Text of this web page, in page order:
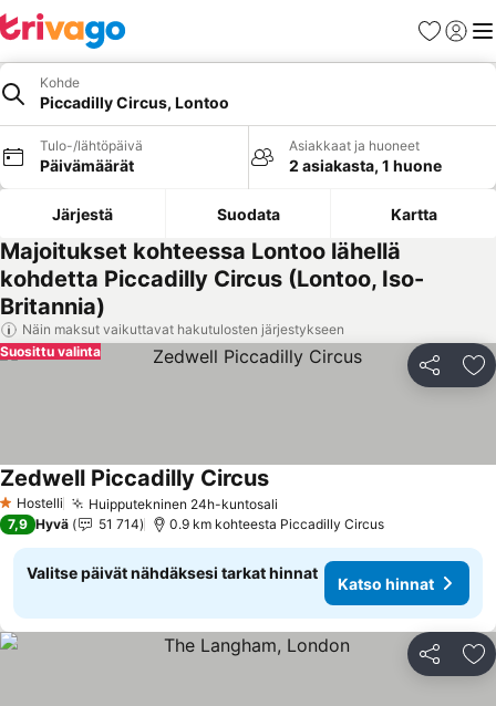
Suosikit
Kohde
Piccadilly Circus, Lontoo
Tulo-/lähtöpäivä
Päivämäärät
Asiakkaat ja huoneet
2 asiakasta, 1 huone
Järjestä Suodata Kartta
Majoitukset kohteessa Lontoo lähellä
kohdetta Piccadilly Circus (Lontoo, Iso-
Britannia)
Näin maksut vaikuttavat hakutulosten järjestykseen
Jaa
Suosittu valinta
1 Tähtiluokitus
Hostelli Huipputekninen 24h-kuntosali
Zedwell Piccadilly CircusKatso hinnat
7,9 Hyvä 51 714 0.9 km kohteesta Piccadilly Circus
Valitse päivät nähdäksesi tarkat hinnat
Katso hinnat
Jaa